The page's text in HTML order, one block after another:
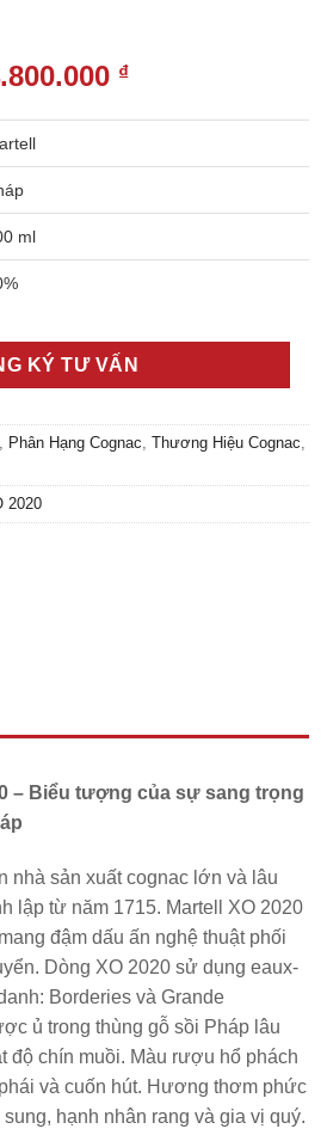
₫
ml
KÝ TƯ VẤN
Phân Hạng Cognac Thương Hiệu Cognac
2020
– Biểu tượng của sự sang trọng
nhà sản xuất cognac lớn và lâu
lập từ năm 1715. Martell XO 2020
đậm dấu ấn nghệ thuật phối
Dòng XO 2020 sử dụng eaux-
Borderies và Grande
ủ trong thùng gỗ sồi Pháp lâu
độ chín muồi. Màu rượu hổ phách
và cuốn hút. Hương thơm phức
hạnh nhân rang và gia vị quý.